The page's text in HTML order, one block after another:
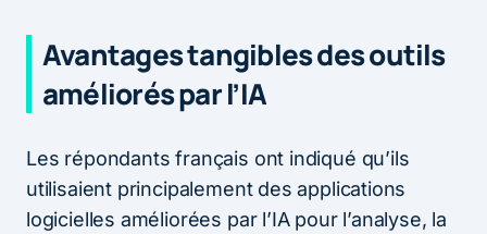
Avantages tangibles des outils
améliorés par l’IA
Les répondants français ont indiqué qu’ils
utilisaient principalement des applications
logicielles améliorées par l’IA pour l’analyse, la